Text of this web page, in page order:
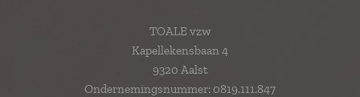
TOALE vzw
Kapellekensbaan 4
9320 Aalst
Ondernemingsnummer: 0819.111.847